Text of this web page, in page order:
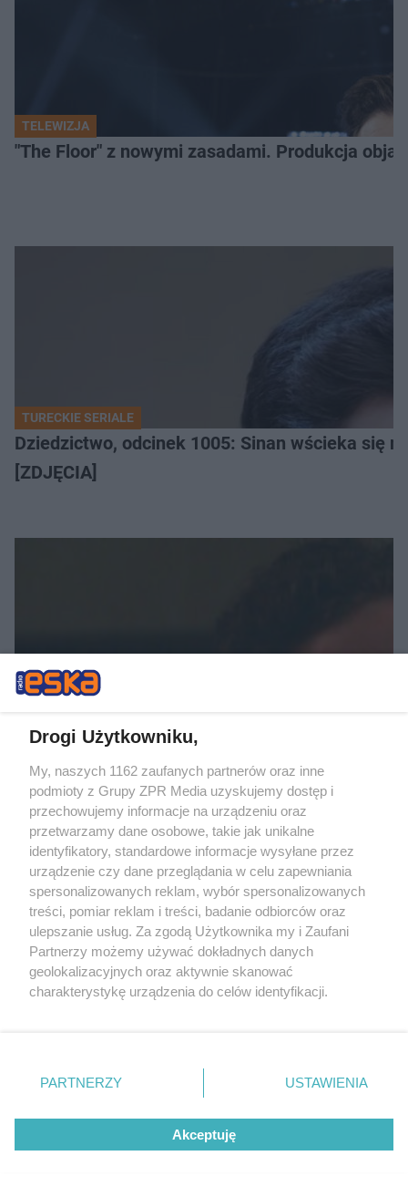
TELEWIZJA
"The Floor" z nowymi zasadami. Produkcja
TURECKIE SERIALE
Dziedzictwo, odcinek 1005: Sinan wścieka się
[ZDJĘCIA]
La promesa, odcinek 454: Lope zostaje
TYLKO U NAS
Drogi Użytkowniku,
My, naszych 1162 zaufanych partnerów oraz inne
podmioty z Grupy ZPR Media uzyskujemy dostęp i
przechowujemy informacje na urządzeniu oraz
przetwarzamy dane osobowe, takie jak unikalne
identyfikatory, standardowe informacje wysyłane przez
urządzenie czy dane przeglądania w celu zapewniania
spersonalizowanych reklam, wybór spersonalizowanych
treści, pomiar reklam i treści, badanie odbiorców oraz
ulepszanie usług. Za zgodą Użytkownika my i Zaufani
Partnerzy możemy używać dokładnych danych
geolokalizacyjnych oraz aktywnie skanować
charakterystykę urządzenia do celów identyfikacji.
zmienić/wycofać klikając przycisk ustawień prywatności
znajdujący się w lewym dolnym rogu strony
rodzaje przetwarzania danych nie wymagają zgody
użytkownika, ale masz prawo sprzeciwić się takiemu
przetwarzaniu. Preferencje będą miały zastosowanie tylko
PARTNERZY USTAWIENIA
Akceptuję